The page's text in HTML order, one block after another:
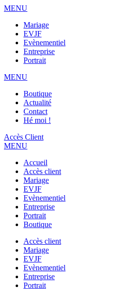
MENU
Mariage
EVJF
Evènementiel
Entreprise
Portrait
MENU
Boutique
Actualité
Contact
Hé moi !
Accès Client
MENU
Accueil
Accès client
Mariage
EVJF
Evènementiel
Entreprise
Portrait
Boutique
Accès client
Mariage
EVJF
Evènementiel
Entreprise
Portrait